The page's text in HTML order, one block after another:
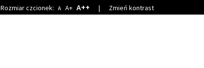
Rozmiar czcionek: A A+ A++ | Zmień kontrast